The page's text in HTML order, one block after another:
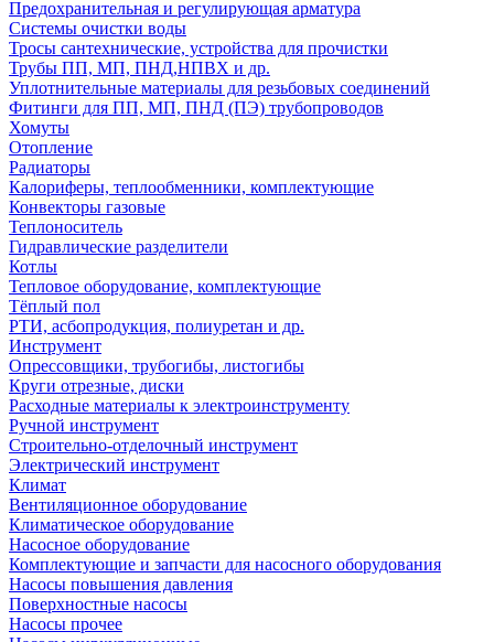
Предохранительная и регулирующая арматура
Системы очистки воды
Тросы сантехнические, устройства для прочистки
Трубы ПП, МП, ПНД,НПВХ и др.
Уплотнительные материалы для резьбовых соединений
Фитинги для ПП, МП, ПНД (ПЭ) трубопроводов
Хомуты
Отопление
Радиаторы
Калориферы, теплообменники, комплектующие
Конвекторы газовые
Теплоноситель
Гидравлические разделители
Котлы
Тепловое оборудование, комплектующие
Тёплый пол
РТИ, асбопродукция, полиуретан и др.
Инструмент
Опрессовщики, трубогибы, листогибы
Круги отрезные, диски
Расходные материалы к электроинструменту
Ручной инструмент
Строительно-отделочный инструмент
Электрический инструмент
Климат
Вентиляционное оборудование
Климатическое оборудование
Насосное оборудование
Комплектующие и запчасти для насосного оборудования
Насосы повышения давления
Поверхностные насосы
Насосы прочее